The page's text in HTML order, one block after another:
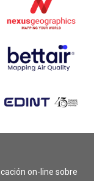
on-line sobre